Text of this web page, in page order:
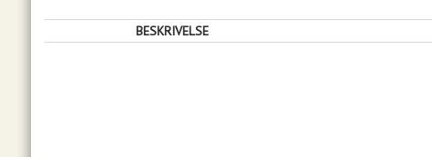
BESKRIVELSE